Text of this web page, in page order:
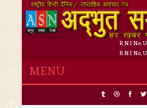
R.N.I No.
R.N.I No.
MENU